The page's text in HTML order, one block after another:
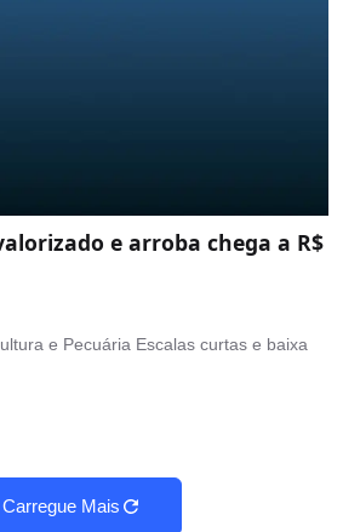
e arroba chega a R$
e Pecuária Escalas curtas e baixa
Carregue Mais